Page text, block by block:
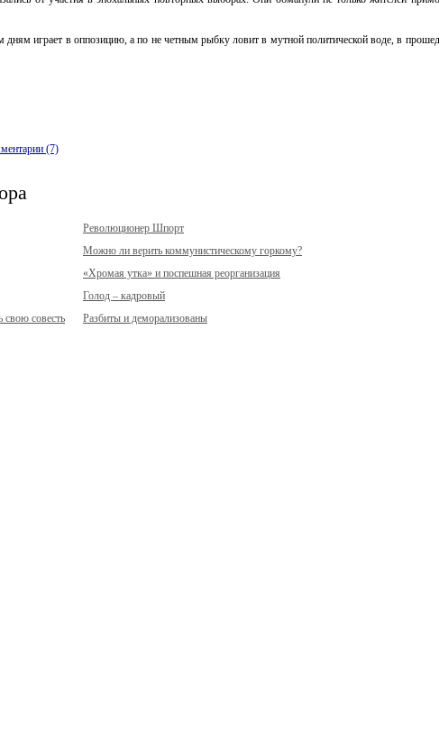
дням играет в оппозицию, а по не четным рыбку ловит в мутной политической воде, в
(7)
Революционер Шпорт
Можно ли верить коммунистическому горкому?
«Хромая утка» и поспешная реорганизация
Голод – кадровый
свою совесть
Разбиты и деморализованы